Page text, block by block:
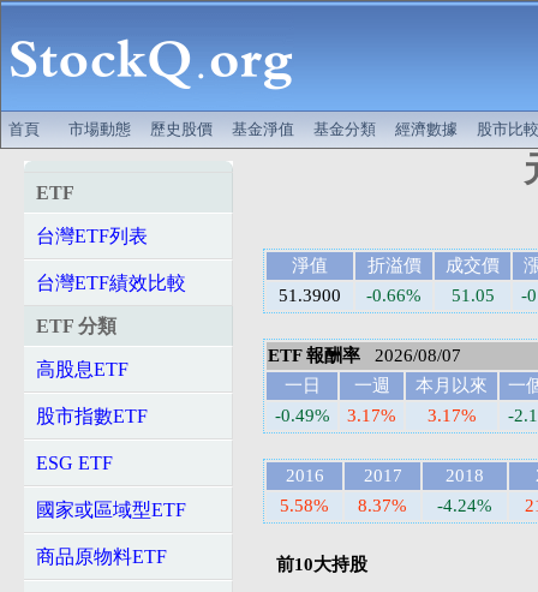
首頁 市場動態 歷史股價 基金淨值 基金分類 經濟數據 股市比較
ETF
台灣ETF列表
台灣ETF績效比較
ETF 分類
高股息ETF
股市指數ETF
ESG ETF
國家或區域型ETF
商品原物料ETF
淨值 折溢價 成交價
51.3900
-0.66% 51.05 -
ETF 報酬率 2026/08/07
一日
一週 本月以來
一
-0.49%
3.17% 3.17% -
2016 2017 2018
5.58%
8.37% -4.24%
前10大持股